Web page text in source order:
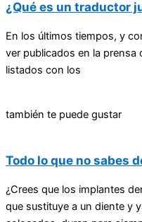
¿Qué es un traductor
En los últimos tiempos, y
ver publicados en la prensa
listados con los
también te puede gustar
Todo lo que no sabes
¿Crees que los implantes
que sustituye a un diente y